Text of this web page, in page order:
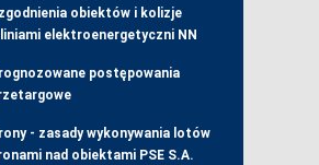
obiektów i kolizje
elektroenergetyczni NN
postępowania
- zasady wykonywania lotów
nad obiektami PSE S.A.